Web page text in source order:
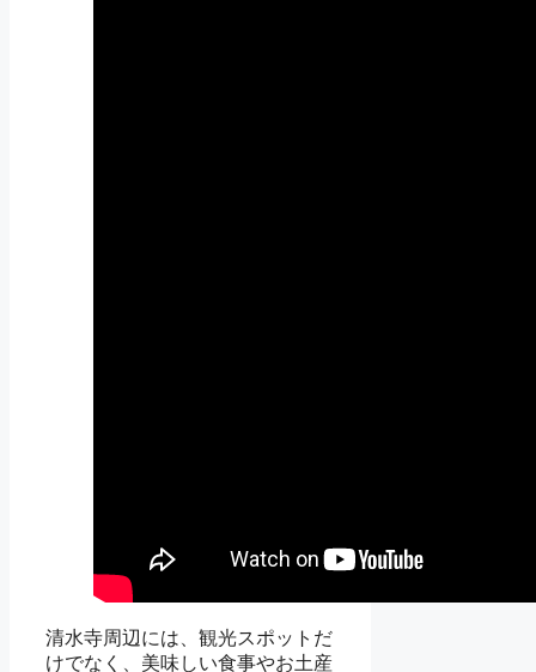
清水寺周辺には、観光スポットだ
けでなく、美味しい食事やお土産